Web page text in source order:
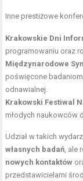
Inne prestiżowe
Krakowskie Dni
programowaniu oraz
Międzynarodowe
poświęcone
odnawialnej.
Krakowski Festiwal
młodych naukowców
Udział w takich
własnych badań ,
nowych kontaktów
przedstawicielami